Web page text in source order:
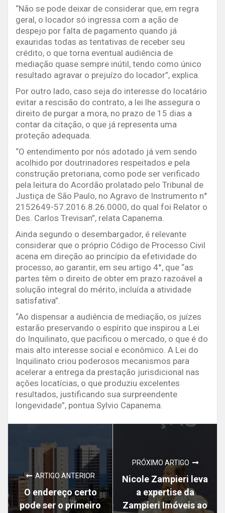
“Não se pode deixar de considerar que, em regra
geral, o locador só ingressa com a ação de
despejo por falta de pagamento quando já
exauridas todas as tentativas de receber seu
crédito, o que torna eventual audiência de
mediação quase sempre inútil, tendo como único
resultado agravar o prejuízo do locador”, explica.
Por outro lado, caso seja do interesse do locatário
evitar a rescisão do contrato, a lei lhe assegura o
direito de purgar a mora, no prazo de 15 dias a
contar da citação, o que já representa uma
proteção adequada.
“O entendimento por nós adotado já vem sendo
acolhido por doutrinadores respeitados e pela
construção pretoriana, como pode ser verificado
pela leitura do Acordão prolatado pelo Tribunal de
Justiça de São Paulo, no Agravo de Instrumento n°
2152649-57.2016.8.26.0000, do qual foi Relator o
Des. Carlos Trevisan”, relata Capanema.
Ainda segundo o desembargador, é relevante
considerar que o próprio Código de Processo Civil
acena em direção ao princípio da efetividade do
processo, ao garantir, em seu artigo 4°, que “as
partes têm o direito de obter em prazo razoável a
solução integral do mérito, incluída a atividade
satisfativa”.
“Ao dispensar a audiência de mediação, os juízes
estarão preservando o espírito que inspirou a Lei
do Inquilinato, que pacificou o mercado, o que é do
mais alto interesse social e econômico. A Lei do
Inquilinato criou poderosos mecanismos para
acelerar a entrega da prestação jurisdicional nas
ações locatícias, o que produziu excelentes
resultados, justificando sua surpreendente
longevidade”, pontua Sylvio Capanema.
ARTIGO ANTERIOR
O endereço certo
pode ser o primeiro
PRÓXIMO ARTIGO
Nicole Zampieri leva
a expertise da
Zampieri Imóveis ao